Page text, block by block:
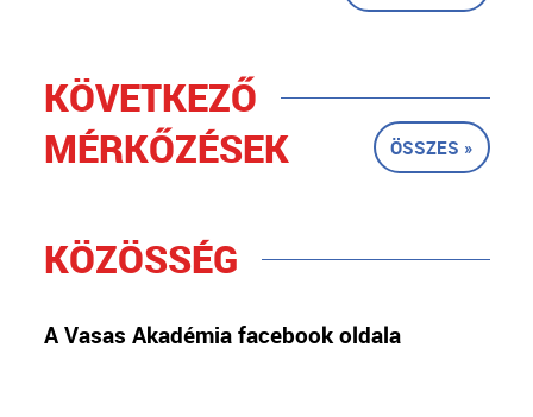
KÖVETKEZŐ
MÉRKŐZÉSEK
ÖSSZES »
KÖZÖSSÉG
A Vasas Akadémia facebook oldala